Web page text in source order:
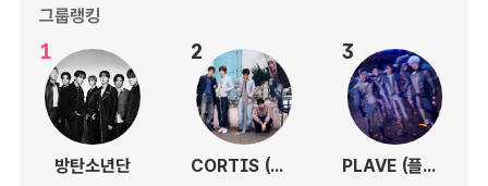
그룹랭킹
1
방탄소년단
2
CORTIS (코르티스)
3
PLAVE (플레이브)